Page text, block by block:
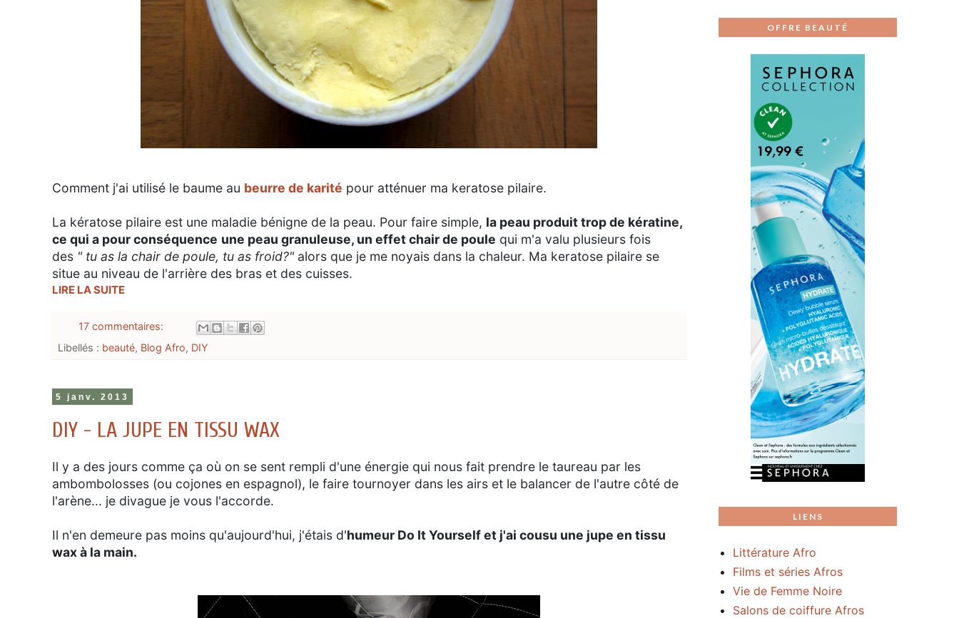
Comment j'ai utilisé le baume au beurre de karité pour atténuer ma keratose pilaire.
La kératose pilaire est une maladie bénigne de la peau. Pour faire simple, la peau produit trop de kératine,
ce qui a pour conséquence une peau granuleuse, un effet chair de poule qui m'a valu plusieurs fois
des " tu as la chair de poule, tu as froid?" alors que je me noyais dans la chaleur. Ma keratose pilaire se
situe au niveau de l'arrière des bras et des cuisses.
LIRE LA SUITE
17 commentaires:
Libellés : beauté, Blog Afro, DIY
5 janv. 2013
DIY - LA JUPE EN TISSU WAX
Il y a des jours comme ça où on se sent rempli d'une énergie qui nous fait prendre le taureau par les
ambombolosses (ou cojones en espagnol), le faire tournoyer dans les airs et le balancer de l'autre côté de
l'arène... je divague je vous l'accorde.
Il n'en demeure pas moins qu'aujourd'hui, j'étais d'humeur Do It Yourself et j'ai cousu une jupe en tissu
wax à la main.
OFFRE BEAUTÉ
LIENS
Littérature Afro
Films et séries Afros
Vie de Femme Noire
Salons de coiffure Afros